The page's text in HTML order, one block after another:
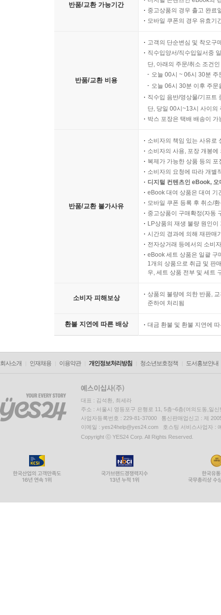
반품/교환 가능기간
중고상품의 경우 출고 완료
모바일 쿠폰의 경우 유효기
반품/교환 비용
고객의 단순변심 및 착오구
직수입양서/직수입일서중
단, 아래의 주문/취소 조건
오늘 00시 ~ 06시 30분
오늘 06시 30분 이후 주
직수입 음반/영상물/기프트
단, 당일 00시~13시 사이의
박스 포장은 택배 배송이
반품/교환 불가사유
소비자의 책임 있는 사유로
소비자의 사용, 포장 개봉
복제가 가능한 상품 등의
소비자의 요청에 따라 개별
디지털 컨텐츠인 eBook,
eBook 대여 상품은 대여 기
모바일 쿠폰 등록 후 취소/
중고상품이 구매확정(자동
LP상품의 재생 불량 원인
시간의 경과에 의해 재판매
전자상거래 등에서의 소비
eBook 세트 상품은 일괄 구
1개의 상품으로 취급 및 판
우, 세트 상품 전부 및 세트
소비자 피해보상
상품의 불량에 의한 반품,
준하여 처리됨
환불 지연에 따른 배상 대금 환불 및 환불 지연에
회사소개 인재채용 이용약관 개인정보처리방침 청소년보호정책 도서홍보안내
대표 : 김석환, 최세라
주소 : 서울시 영등포구 은행로 11, 5층~6층(여의도동,일신
사업자등록번호 : 229-81-37000 통신판매업신고 : 제
이메일 : yes24help@yes24.com 호스팅 서비스사업자 :
Copyright ⓒ YES24 Corp. All Rights Reserved.